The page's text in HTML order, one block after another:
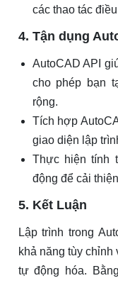
các thao tác
4. Tận dụng
AutoCAD API
cho phép bạn
rộng.
Tích hợp
giao diện lập
Thực hiện tính
động để cải
5. Kết Luận
Lập trình trong
khả năng tùy chỉnh
tự động hóa.